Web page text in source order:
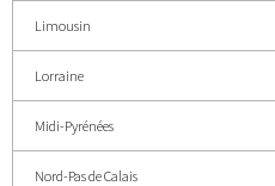
Limousin
Lorraine
Midi-Pyrénées
Nord-Pas de Calais